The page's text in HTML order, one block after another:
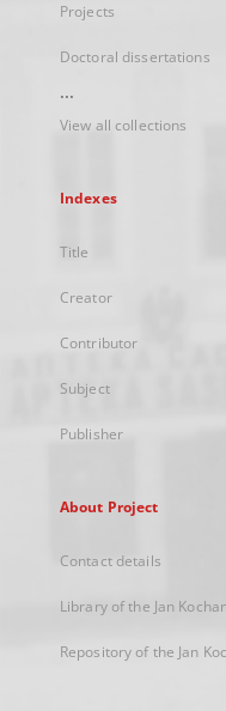
Projects
Doctoral dissertations
...
View all collections
Indexes
Title
Creator
Contributor
Subject
Publisher
About Project
Contact details
Library of the Jan
Repository of the Jan